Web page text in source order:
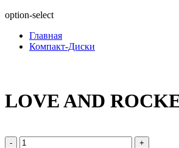
option-select
Главная
Компакт-Диски
LOVE AND
-
+